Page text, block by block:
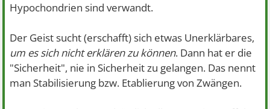
Hypochondrien sind verwandt.
Der Geist sucht (erschafft) sich etwas Unerklärbares,
um es sich nicht erklären zu können. Dann hat er die
"Sicherheit", nie in Sicherheit zu gelangen. Das nennt
man Stabilisierung bzw. Etablierung von Zwängen.